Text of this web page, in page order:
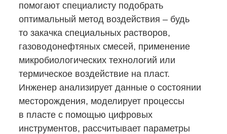
помогают специалисту подобрать
оптимальный метод воздействия ‒ будь
то закачка специальных растворов,
газоводонефтяных смесей, применение
микробиологических технологий или
термическое воздействие на пласт.
Инженер анализирует данные о состоянии
месторождения, моделирует процессы
в пласте с помощью цифровых
инструментов, рассчитывает параметры